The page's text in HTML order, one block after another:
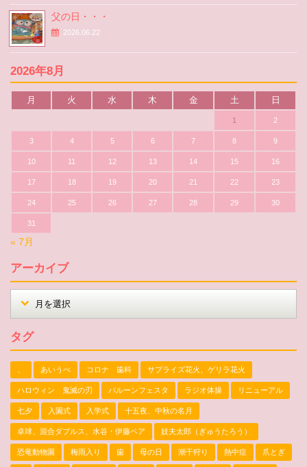
父の日・・・
2026.06.22
2026年8月
月 火 水 木 金 土 日
1 2
3 4 5 6 7 8 9
10 11 12 13 14 15 16
17 18 19 20 21 22 23
24 25 26 27 28 29 30
31
« 7月
アーカイブ
タグ
あいうべ コロナ 歯科 サプライズ花火、ゲリラ花火
ハロウィン 鬼滅の刃 バルーンフェスタ ラジオ体操 リニューアル
七夕 入園式 入学式 十五夜、中秋の名月
卓球、混合ダブルス、水谷・伊藤ペア 妓夫太郎（ぎゅうたろう）
恐竜動物園 梅雨入り 歯 母の日 潮干狩り 熱中症 爪とぎ